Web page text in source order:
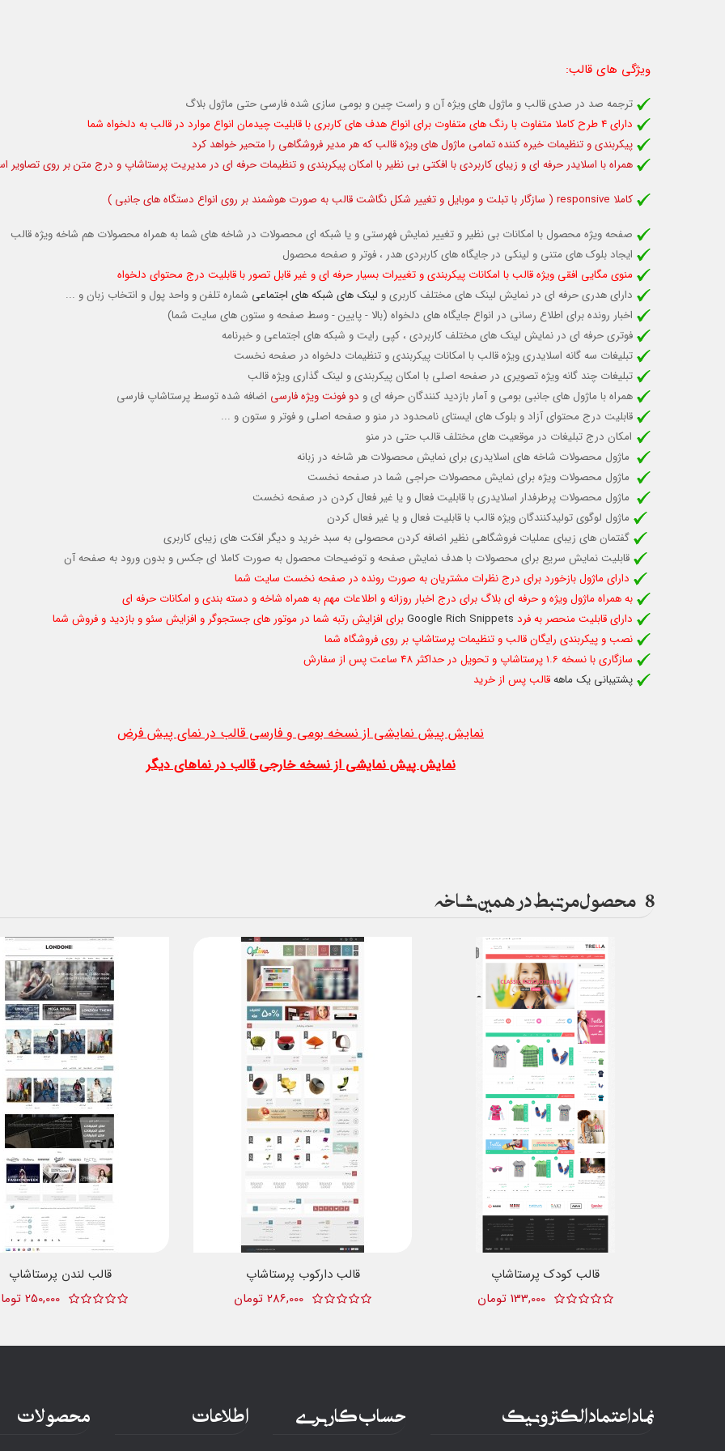
ویژگی های قالب:
ترجمه صد در صدی قالب و ماژول های ویژه آن و راست چین و بومی سازی شده فارسی حتی ماژول بلاگ
دارای 4 طرح کاملا متفاوت با رنگ های متفاوت برای انواع هدف های کاربری
با قابلیت چیدمان انواع موارد در قالببه دلخواه شما
پیکربندی و تنظیمات خیره کننده تمامی ماژول های ویژه قالب که هر مدیر فروشگاهی را متحیر خواهد کرد
همراه با اسلایدر حرفه ای و زیبای کاربردی با افکتی بی نظیر با امکان پیکربندی و تنظیمات حرفه ای در مدیریت پرستاشاپ و درج متن بر روی تصاویر
کاملا responsive ( سازگار با تبلت و موبایلو تغییر شکل نگاشت قالب به صورت هوشمند بر روی انواع دستگاه های جانبی )
صفحه ویژه محصول با امکانات بی نظیر و تغییر نمایش فهرستی و یا شبکه ای محصولات در شاخه های شما به همراه محصولات هم شاخه ویژه قالب
ایجاد بلوک های متنی و لینکی در جایگاه های کاربردی هدر ، فوتر و صفحه محصول
منوی مگایی افقی ویژه قالب با امکانات پیکربندی و تغییرات بسیار حرفه ای و غیر قابل تصور با قابلیت درج محتوای دلخواه
دارای هدری حرفه ای در نمایش لینک های مختلف کاربری و لینک های شبکه های اجتماعی شماره تلفن و واحد پول و انتخاب زبان و ...
اخبار رونده برای اطلاع رسانی در انواع جایگاه های دلخواه (بالا - پایین - وسط صفحه و ستون های سایت شما)
فوتری حرفه ای در نمایش لینک های مختلف کاربردی ، کپی رایت و شبکه های اجتماعی و خبرنامه
تبلیغات سه گانه اسلایدری ویژه قالب با امکانات پیکربندی و تنظیمات دلخواه در صفحه نخست
تبلیغات چند گانه ویژه تصویری در صفحه اصلی با امکان پیکربندی و لینک گذاری ویژه قالب
همراه با ماژول های جانبی بومی و آمار بازدید کنندگان حرفه ای و دو فونت ویژه فارسی اضافه شده توسط پرستاشاپ فارسی
قابلیت درج محتوای آزاد و بلوک های ایستای نامحدود در منو و صفحه اصلی و فوتر و ستون و ...
امکان درج تبلیغات در موقعیت های مختلف قالب حتی در منو
ماژول محصولات شاخه های اسلایدری برای نمایش محصولات هر شاخه در زبانه
ماژول محصولات ویژه برای نمایش محصولات حراجی شما در صفحه نخست
ماژول محصولات پرطرفدار اسلایدری با قابلیت فعال و یا غیر فعال کردن در صفحه نخست
ماژول لوگوی تولیدکنندگان ویژه قالب با قابلیت فعال و یا غیر فعال کردن
گفتمان های زیبای عملیات فروشگاهی نظیر اضافه کردن محصولی به سبد خرید و دیگر افکت های زیبای کاربری
قابلیت نمایش سریع برای محصولات با هدف نمایش صفحه و توضیحات محصول به صورت کاملا ای جکس و بدون ورود به صفحه آن
دارای ماژول بازخورد برای درج نظرات مشتریان به صورت رونده در صفحه نخست سایت شما
به همراه ماژول ویژه و حرفه ای بلاگ برای درج اخبار روزانه و اطلاعات مهم به همراه شاخه و دسته بندی و امکانات حرفه ای
دارای قابلیت منحصر به فرد Google Rich Snippetsبرای افزایش رتبه شما در موتور های جستجوگر و افزایش سئو و بازدید و فروش شما
نصب و پیکربندی رایگان قالب و تنظیمات پرستاشاپ بر روی فروشگاه شما
سازگاری با نسخه 1.6 پرستاشاپ و تحویل در حداکثر 48 ساعت پس از سفارش
پشتیبانی یک ماههقالب پس از خرید
نمایش پیش نمایشی از نسخه بومی و فارسی قالب در نمای پیش فرض
نمایش پیش نمایشی از نسخه خارجی قالب در نماهای دیگر
8 محصول مرتبط در همین شاخه
قالب لندن پرستاشاپ
250,000 تومان
قالب دارکوب پرستاشاپ
286,000 تومان
قالب کودک پرستاشاپ
133,000 تومان
نماد اعتماد الکترونیک حساب کاربری اطلاعات محصولات